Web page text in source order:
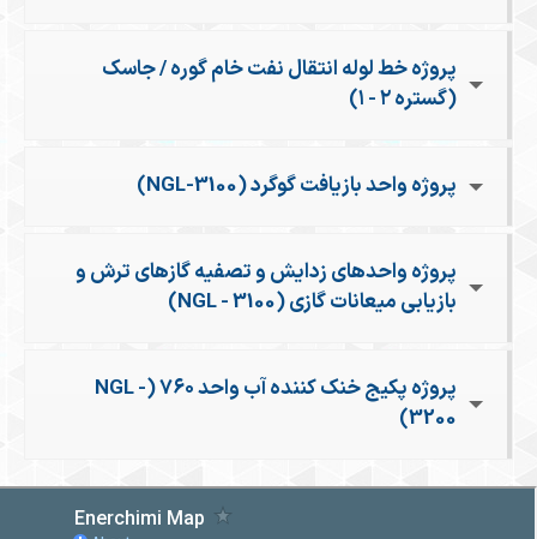
پروژه خط لوله انتقال نفت خام گوره / جاسک
(گستره ۲ - ۱)
پروژه واحد بازیافت گوگرد (NGL-3100)
پروژه واحدهای زدایش و تصفیه گازهای ترش و
بازیابی میعانات گازی (NGL - 3100)
پروژه پکیج خنک کننده آب واحد ۷۶۰ (NGL -
3200)